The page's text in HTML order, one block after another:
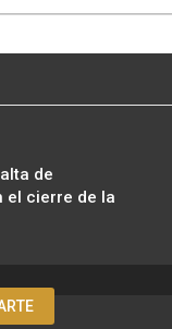
de
el cierre de la